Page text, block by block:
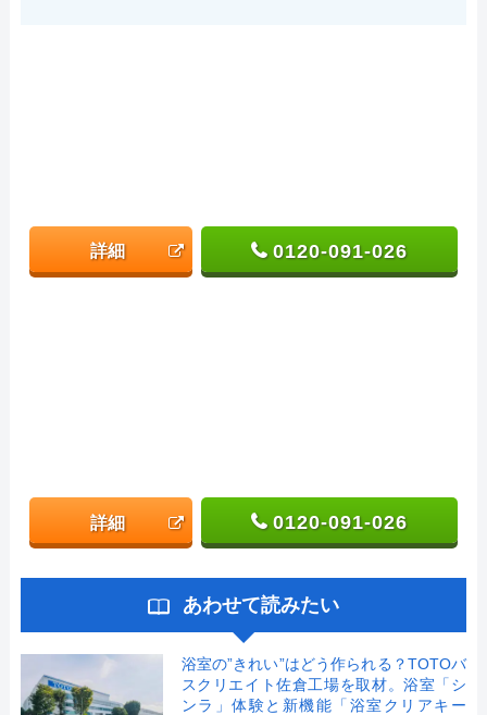
詳細 0120-091-026
詳細 0120-091-026
あわせて読みたい
浴室の”きれい”はどう作られる？TOTOバ
スクリエイト佐倉工場を取材。浴室「シ
ンラ」体験と新機能「浴室クリアキー